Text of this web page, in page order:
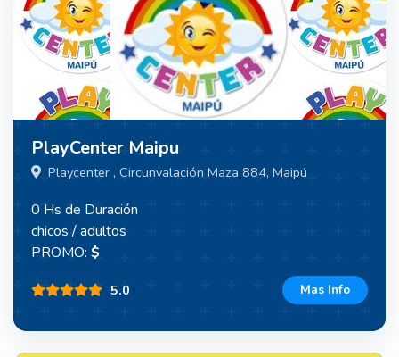
PlayCenter Maipu
Playcenter , Circunvalación Maza 884, Maipú
0 Hs de Duración
chicos / adultos
PROMO: $
5.0 Mas Info